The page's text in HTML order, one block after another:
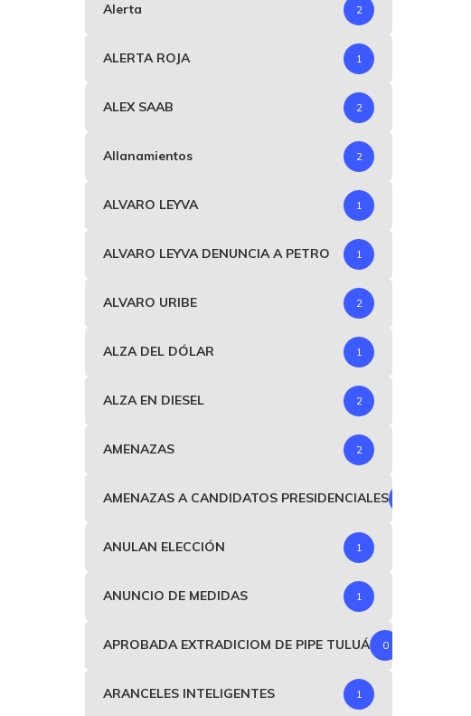
Alerta 2
ALERTA ROJA 1
ALEX SAAB 2
Allanamientos 2
ALVARO LEYVA 1
ALVARO LEYVA DENUNCIA A PETRO 1
ALVARO URIBE 2
ALZA DEL DÓLAR 1
ALZA EN DIESEL 2
AMENAZAS 2
AMENAZAS A CANDIDATOS PRESIDENCIALES
ANULAN ELECCIÓN 1
ANUNCIO DE MEDIDAS 1
APROBADA EXTRADICIOM DE PIPE TULUÁ 0
ARANCELES INTELIGENTES 1